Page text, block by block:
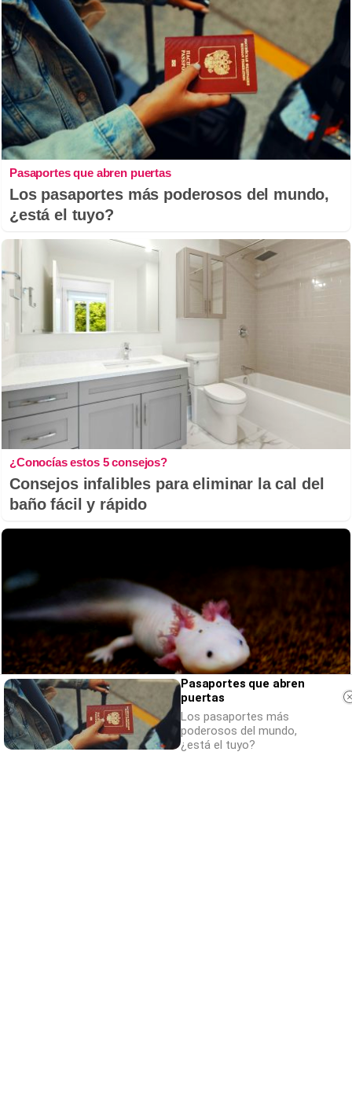
Pasaportes que abren puertas
Los pasaportes más poderosos del mundo,
¿está el tuyo?
¿Conocías estos 5 consejos?
Consejos infalibles para eliminar la cal del
baño fácil y rápido
¿Sabías que existen?
Pasaportes que abren
puertas
Los pasaportes más
poderosos del mundo,
¿está el tuyo?